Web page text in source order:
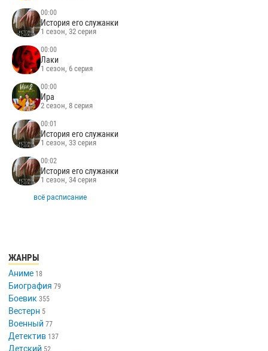
00:00
История его служанки
1 сезон, 32 серия
00:00
Лаки
1 сезон, 6 серия
00:00
Ира
2 сезон, 8 серия
00:01
История его служанки
1 сезон, 33 серия
00:02
История его служанки
1 сезон, 34 серия
всё расписание
ЖАНРЫ
Аниме 18
Биография 79
Боевик 355
Вестерн 5
Военный 77
Детектив 137
Детский 52